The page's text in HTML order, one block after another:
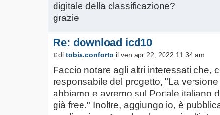
digitale della classificazione?
grazie
Re: download icd10
di tobia.conforto il ven apr 22, 2022 11:34 am
Faccio notare agli altri interessati che,
responsabile del progetto, "La
abbiamo e avremo sul Portale italiano
già free." Inoltre, aggiungo io, è